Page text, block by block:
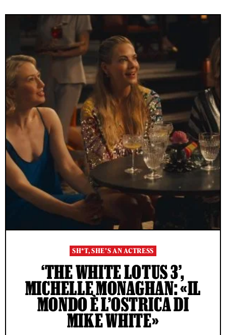
SH*T, SHE’S AN ACTRESS
‘THE WHITE LOTUS 3’,
MICHELLE MONAGHAN: «IL
MONDO È L’OSTRICA DI
MIKE WHITE»